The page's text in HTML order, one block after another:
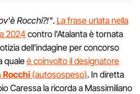
Rocchi?!". La frase urlata nella
2024contro l'Atalanta è tornata
dell'indagine per concorso
qualeè coinvolto il designatore
Rocchi (autosospeso). In diretta
Caressa la ricorda a Massimiliano